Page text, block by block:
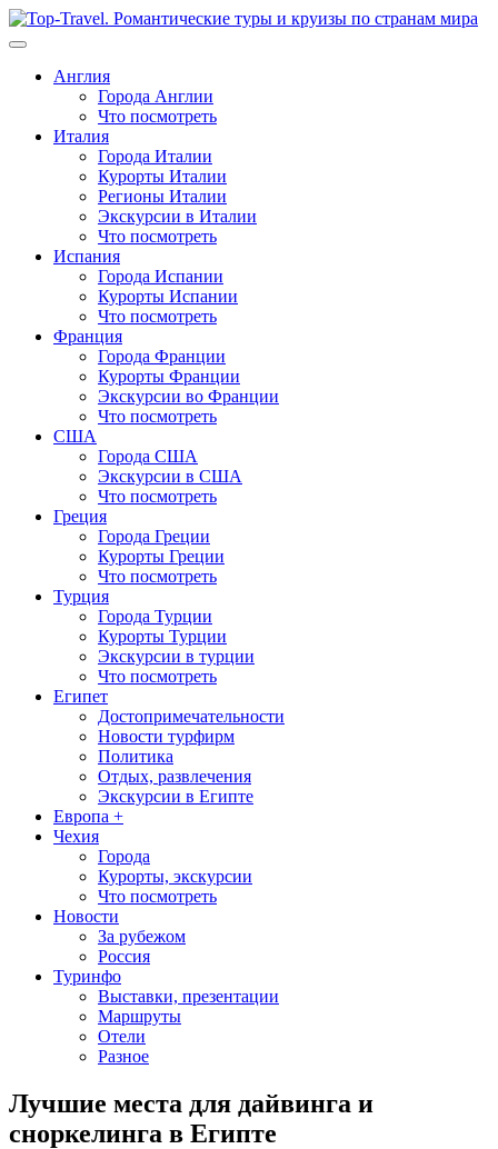
Перейти
к
Англия
Города Англии
Что посмотреть
Италия
Города Италии
Курорты Италии
Регионы Италии
Экскурсии в Италии
Что посмотреть
Испания
Города Испании
Курорты Испании
Что посмотреть
Франция
Города Франции
Курорты Франции
Экскурсии во Франции
Что посмотреть
США
Города США
Экскурсии в США
Что посмотреть
Греция
Города Греции
Курорты Греции
Что посмотреть
Турция
Города Турции
Курорты Турции
Экскурсии в турции
Что посмотреть
Египет
Достопримечательности
Новости турфирм
Политика
Отдых, развлечения
Экскурсии в Египте
Европа +
Чехия
Города
Курорты, экскурсии
Что посмотреть
Новости
За рубежом
Россия
Туринфо
Выставки, презентации
Маршруты
Отели
Разное
Лучшие места для дайвинга и
сноркелинга в Египте